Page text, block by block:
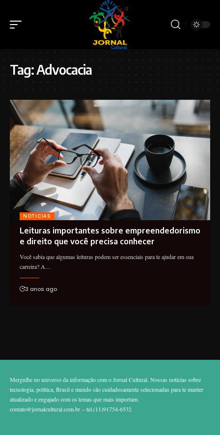
Tag:Advocacia
NOTICIAS
Leituras importantes sobre empreendedorismo
e direito que você precisa conhecer
Você sabia que algumas leituras podem ser essenciais para te ajudar em sua
carreira? A…
3 anos ago
Mergulhe no universo da informação com o Jornal Cultural. Nossas notícias sobre
tecnologia, política, Brasil e mundo são cuidadosamente selecionadas para te manter
atualizado e engajado com os temas que mais importam.
contato@jornalcultural.com.br – tel.(11)91754-6532